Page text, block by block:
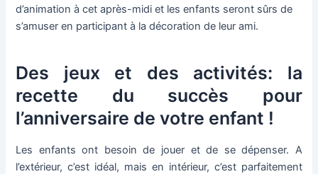
d’animation à cet après-midi et les enfants seront sûrs de
s’amuser en participant à la décoration de leur ami.
Des jeux et des activités: la
recette du succès pour
l’anniversaire de votre enfant !
Les enfants ont besoin de jouer et de se dépenser. A
l’extérieur, c’est idéal, mais en intérieur, c’est parfaitement